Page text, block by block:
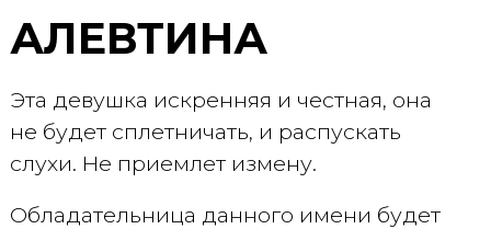
АЛЕВТИНА
Эта девушка искренняя и честная, она
не будет сплетничать, и распускать
слухи. Не приемлет измену.
Обладательница данного имени будет